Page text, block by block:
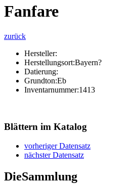
Fanfare
zurück
Hersteller:
Herstellungsort:Bayern?
Datierung:
Grundton:Eb
Inventarnummer:1413
Blättern im Katalog
vorheriger Datensatz
nächster Datensatz
DieSammlung